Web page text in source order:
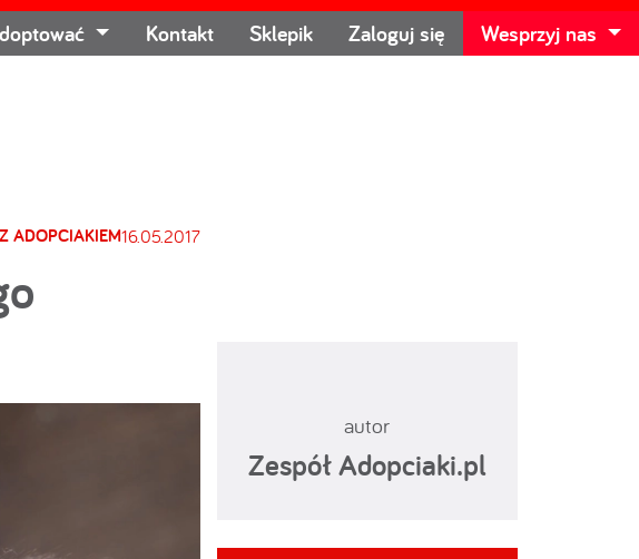
Kontakt Sklepik Zaloguj się Wesprzyj nas
ADOPCIAKIEM16.05.2017
autor
Zespół Adopciaki.pl